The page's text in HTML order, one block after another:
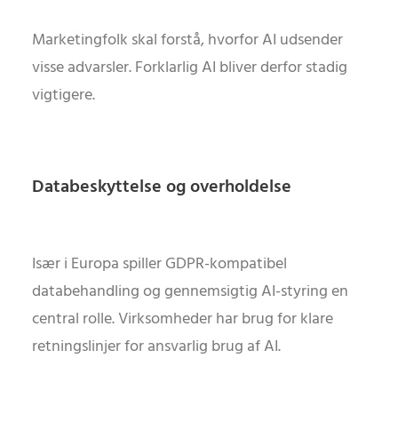
Marketingfolk skal forstå, hvorfor AI udsender
visse advarsler. Forklarlig AI bliver derfor stadig
vigtigere.
Databeskyttelse og overholdelse
Især i Europa spiller GDPR-kompatibel
databehandling og gennemsigtig AI-styring en
central rolle. Virksomheder har brug for klare
retningslinjer for ansvarlig brug af AI.